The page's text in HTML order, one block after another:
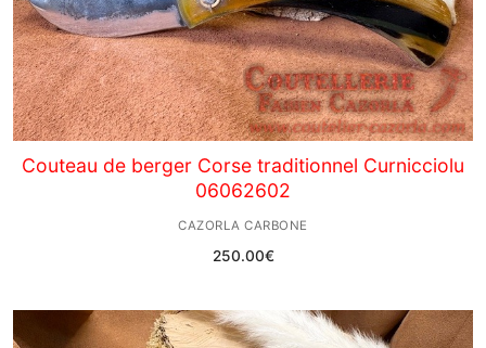
Couteau de berger Corse traditionnel Curnicciolu
06062602
CAZORLA CARBONE
250.00€